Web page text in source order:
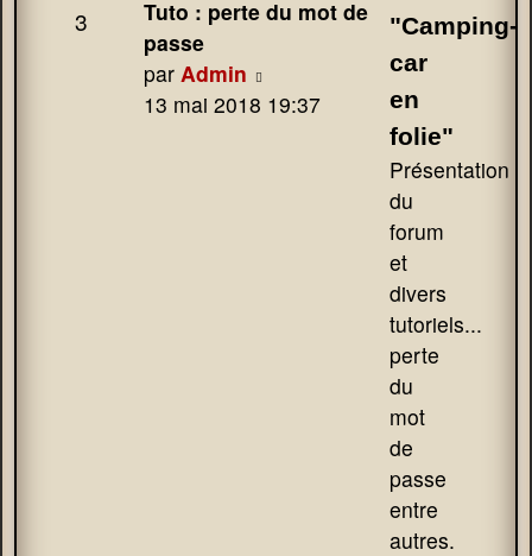
"Camping-
car
en
folie"
Présentation
du
forum
et
divers
tutoriels...
perte
du
mot
de
passe
entre
autres.
3 Messages
Dernier
message
Tuto : perte du mot de
passe
par Admin
le
13 mai 2018 19:37